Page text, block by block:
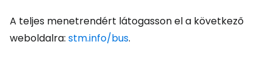
A teljes menetrendért látogasson el a következő
weboldalra: stm.info/bus.